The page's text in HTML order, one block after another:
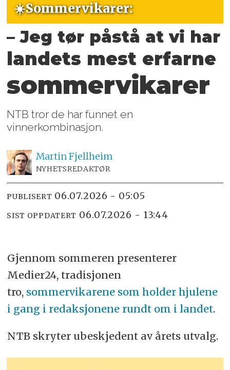
☀️Sommervikarer:
– Jeg tør påstå at vi har
landets mest erfarne
sommervikarer
NTB tror de har funnet en
vinnerkombinasjon.
Martin Fjellheim
NYHETSREDAKTØR
PUBLISERT 06.07.2026 - 05:05
SIST OPPDATERT 06.07.2026 - 13:44
Gjennom sommeren presenterer
Medier24, tradisjonen
tro, sommervikarene som holder hjulene
i gang i redaksjonene rundt om i landet.
NTB skryter ubeskjedent av årets utvalg.